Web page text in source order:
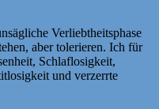
Verliebtheitsphase
aber tolerieren. Ich für
Schlaflosigkeit,
und verzerrte